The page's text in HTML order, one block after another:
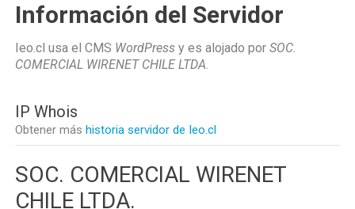
Información del Servidor
Ieo.cl usa el CMS WordPress y es alojado por SOC.
COMERCIAL WIRENET CHILE LTDA.
IP Whois
Obtener más historia servidor de Ieo.cl
SOC. COMERCIAL WIRENET
CHILE LTDA.